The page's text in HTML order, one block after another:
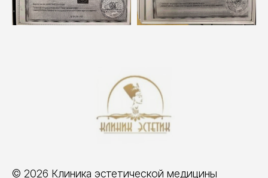
© 2026 Клиника эстетической медицины